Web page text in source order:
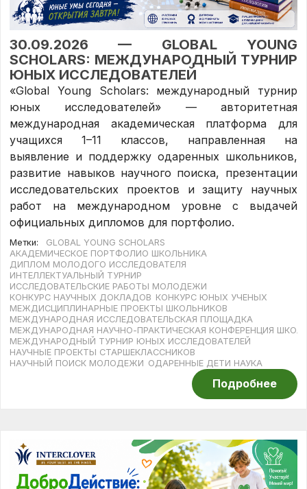
30.09.2026 — GLOBAL YOUNG
SCHOLARS: МЕЖДУНАРОДНЫЙ ТУРНИР
ЮНЫХ ИССЛЕДОВАТЕЛЕЙ
«Global Young Scholars: международный турнир
юных исследователей» — авторитетная
международная академическая платформа для
учащихся 1–11 классов, направленная на
выявление и поддержку одаренных школьников,
развитие навыков научного поиска, презентации
исследовательских проектов и защиту научных
работ на международном уровне с выдачей
официальных дипломов для портфолио.
Метки:
GLOBAL YOUNG SCHOLARS
АКАДЕМИЧЕСКОЕ ПОРТФОЛИО ШКОЛЬНИКА
ДИПЛОМ МОЛОДОГО ИССЛЕДОВАТЕЛЯ
ИНТЕЛЛЕКТУАЛЬНЫЙ ТУРНИР
ИССЛЕДОВАТЕЛЬСКИЕ РАБОТЫ МОЛОДЕЖИ
КОНКУРС НАУЧНЫХ ДОКЛАДОВ КОНКУРС ЮНЫХ УЧЕНЫХ
МЕЖДИСЦИПЛИНАРНЫЕ ПРОЕКТЫ ШКОЛЬНИКОВ
МЕЖДУНАРОДНАЯ ИССЛЕДОВАТЕЛЬСКАЯ ПЛОЩАДКА
МЕЖДУНАРОДНАЯ НАУЧНО-ПРАКТИЧЕСКАЯ КОНФЕРЕНЦИЯ
МЕЖДУНАРОДНЫЙ ТУРНИР ЮНЫХ ИССЛЕДОВАТЕЛЕЙ
НАУЧНЫЕ ПРОЕКТЫ СТАРШЕКЛАССНИКОВ
НАУЧНЫЙ ПОИСК МОЛОДЕЖИ ОДАРЕННЫЕ ДЕТИ НАУКА
Подробнее